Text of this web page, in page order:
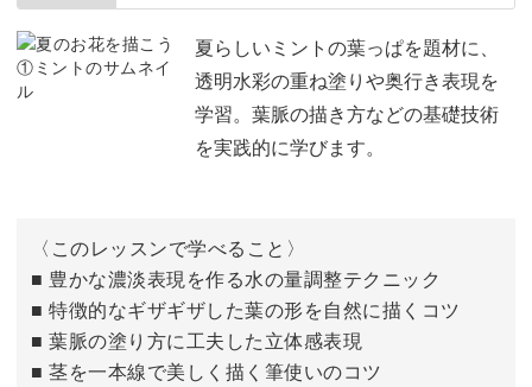
茎・がく・葉っぱの色を塗る 07:26
花の細かい部分を塗る 16:33
細い茎と細かい葉っぱの部分を塗る
夏らしいミントの葉っぱを題材に、
透明水彩の重ね塗りや奥行き表現を
学習。葉脈の描き方などの基礎技術
を実践的に学びます。
〈このレッスンで学べること〉
■ 豊かな濃淡表現を作る水の量調整テクニック
■ 特徴的なギザギザした葉の形を自然に描くコツ
■ 葉脈の塗り方に工夫した立体感表現
■ 茎を一本線で美しく描く筆使いのコツ